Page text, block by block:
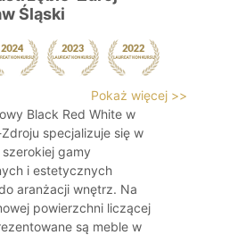
Śląski
Pokaż więcej >>
Black Red White w
specjalizuje się w
gamy
i estetycznych
aranżacji wnętrz. Na
powierzchni liczącej
są meble w